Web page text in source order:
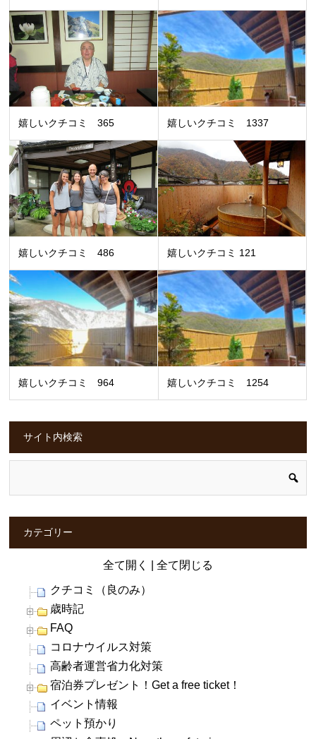
嬉しいクチコミ 365 嬉しいクチコミ 1337
嬉しいクチコミ 486 嬉しいクチコミ 121
嬉しいクチコミ 964 嬉しいクチコミ 1254
サイト内検索
カテゴリー
全て開く 全て閉じる
クチコミ（良のみ）
歳時記
FAQ
コロナウイルス対策
高齢者運営省力化対策
宿泊券プレゼント！Get a free ticket！
イベント情報
ペット預かり